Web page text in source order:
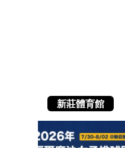
新莊體育館